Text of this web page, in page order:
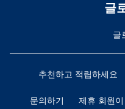
글
글
추천하고 적립하세요
문의하기 제휴 회원